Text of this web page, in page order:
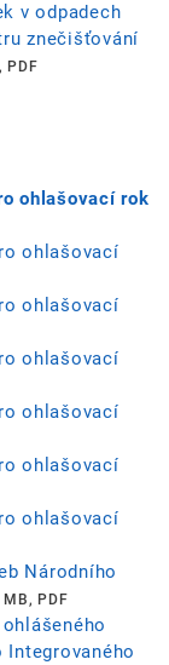
v odpadech
znečišťování
PDF
ohlašovací rok
ohlašovací
ohlašovací
ohlašovací
ohlašovací
ohlašovací
ohlašovací
Národního
PDF